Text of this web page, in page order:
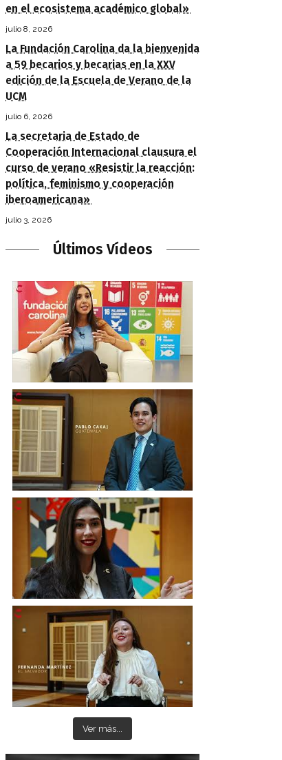
en el ecosistema académico global»
julio 8, 2026
La Fundación Carolina da la bienvenida
a 59 becarios y becarias en la XXV
edición de la Escuela de Verano de la
UCM
julio 6, 2026
La secretaria de Estado de
Cooperación Internacional clausura el
curso de verano «Resistir la reacción:
política, feminismo y cooperación
iberoamericana»
julio 3, 2026
Últimos Vídeos
Ver más...